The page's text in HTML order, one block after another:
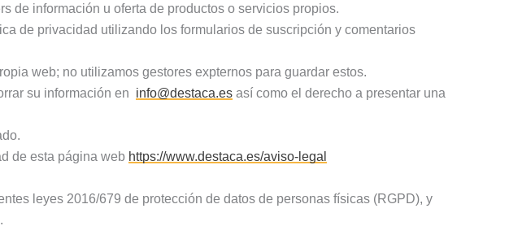
de información u oferta de productos o servicios propios.
de privacidad utilizando los formularios de suscripción y comentarios
web; no utilizamos gestores expternos para guardar estos.
su información en info@destaca.es así como el derecho a presentar una
de esta página web https://www.destaca.es/aviso-legal
leyes 2016/679 de protección de datos de personas físicas (RGPD), y